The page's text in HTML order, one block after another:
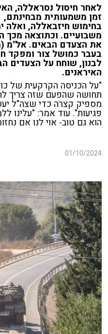
לאחר חיסול נסראללה,
זמן משמעותית
בחימוש חיזבאללה, ואלה
משבועיים. וכתוצאה
את הצעדם הבאים. אל"מ
בעבר כמושל צור ומפקד
לבנון, שוחח על הצעדים
האיראנים.
"על הכניסה הקרקעית של
תחושה שהפעם שזה צריך
מספיק קצרה כדי שצה"ל
פגיעות". עוד אמר: "עלינו
הוא גם טוב- אוי לנו אם נחזור
01/10/2024